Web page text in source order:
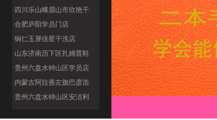
衣（2510080
·四川乐山峨眉山市欣艳干
洗店（251218
·合肥庐阳学员门店
·铜仁玉屏佳星干洗店
(2509190009
·山东济南历下区扎姆普鞋
包修复工作室（25
·贵州六盘水钟山区学员店
·内蒙古阿拉善左旗巴彦浩
特镇鞋客品质洗护
·贵州六盘水钟山区安洁利